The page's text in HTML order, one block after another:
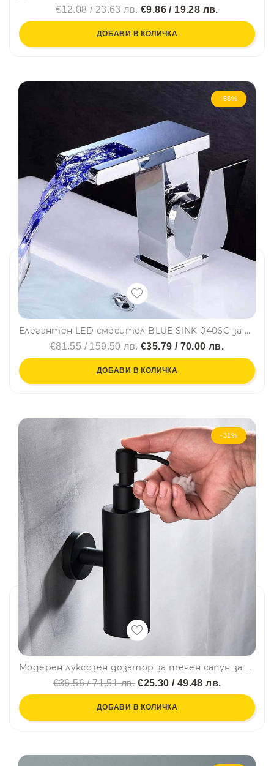
€12.08 / 23.63 лв.€9.86 / 19.28 лв.
ДОБАВИ В КОЛИЧКА
-56%
Елегантен LED смесител BLUE SINK 0406C за кухня и баня, самостоящ, с меки връзки и автоматична LED светлина
€81.55 / 159.50 лв.€35.79 / 70.00 лв.
ДОБАВИ В КОЛИЧКА
-31%
Модерен луксозен дозатор за течен сапун за стенен монтаж - кръгъл, 250ml, черен мат, за баня или кухня
€36.56 / 71.51 лв.€25.30 / 49.48 лв.
ДОБАВИ В КОЛИЧКА